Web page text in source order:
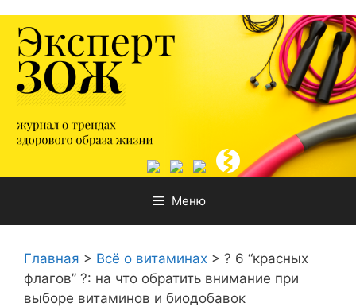
содержимому
Меню
Главная > Всё о витаминах > ? 6 “красных
флагов” ?: на что обратить внимание при
выборе витаминов и биодобавок